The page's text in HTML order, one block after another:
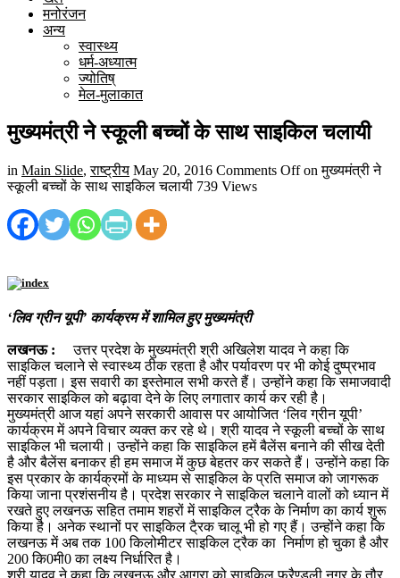
मनोरंजन
अन्य
स्वास्थ्य
धर्म-अध्यात्म
ज्योतिष्
मेल-मुलाकात
मुख्यमंत्री ने स्कूली बच्चों के साथ साइकिल चलायी
in Main Slide,राष्ट्रीय May 20, 2016 Comments Offon मुख्यमंत्री ने
स्कूली बच्चों के साथ साइकिल चलायी 739 Views
‘लिव ग्रीन यूपी’ कार्यक्रम में शामिल हुए मुख्यमंत्री
लखनऊ :उत्तर प्रदेश के मुख्यमंत्री श्री अखिलेश यादव ने कहा कि
साइकिल चलाने से स्वास्थ्य ठीक रहता है और पर्यावरण पर भी कोई दुष्प्रभाव
नहीं पड़ता। इस सवारी का इस्तेमाल सभी करते हैं। उन्होंने कहा कि समाजवादी
सरकार साइकिल को बढ़ावा देने के लिए लगातार कार्य कर रही है।
मुख्यमंत्री आज यहां अपने सरकारी आवास पर आयोजित ‘लिव ग्रीन यूपी’
कार्यक्रम में अपने विचार व्यक्त कर रहे थे। श्री यादव ने स्कूली बच्चों के साथ
साइकिल भी चलायी। उन्होंने कहा कि साइकिल हमें बैलेंस बनाने की सीख देती
है और बैलेंस बनाकर ही हम समाज में कुछ बेहतर कर सकते हैं। उन्होंने कहा कि
इस प्रकार के कार्यक्रमों के माध्यम से साइकिल के प्रति समाज को जागरूक
किया जाना प्रशंसनीय है। प्रदेश सरकार ने साइकिल चलाने वालों को ध्यान में
रखते हुए लखनऊ सहित तमाम शहरों में साइकिल ट्रैक के निर्माण का कार्य शुरू
किया है। अनेक स्थानों पर साइकिल टै्रक चालू भी हो गए हैं। उन्होंने कहा कि
लखनऊ में अब तक 100 किलोमीटर साइकिल ट्रैक का निर्माण हो चुका है और
200 कि0मी0 का लक्ष्य निर्धारित है।
श्री यादव ने कहा कि लखनऊ और आगरा को साइकिल फ्रैण्डली नगर के तौर